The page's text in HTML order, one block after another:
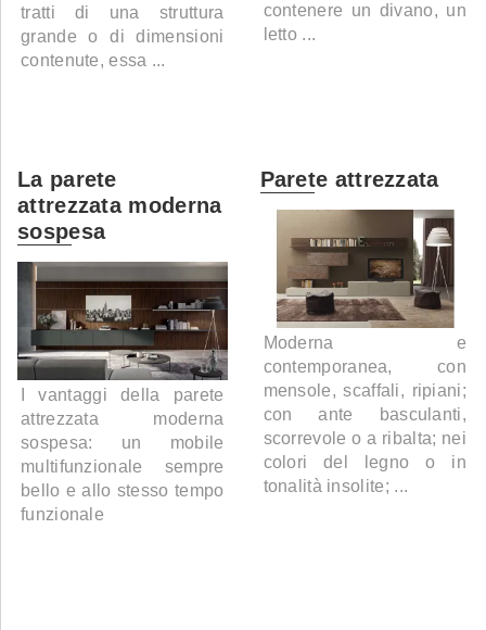
tratti di una struttura
grande o di dimensioni
contenute, essa ...
contenere un divano, un
letto ...
La parete
attrezzata moderna
sospesa
I vantaggi della parete
attrezzata moderna
sospesa: un mobile
multifunzionale sempre
bello e allo stesso tempo
funzionale
Parete attrezzata
Moderna e
contemporanea, con
mensole, scaffali, ripiani;
con ante basculanti,
scorrevole o a ribalta; nei
colori del legno o in
tonalità insolite; ...